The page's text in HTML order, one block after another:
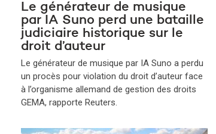
Le générateur de musique
par IA Suno perd une bataille
judiciaire historique sur le
droit d’auteur
Le générateur de musique par IA Suno a perdu
un procès pour violation du droit d’auteur face
à l’organisme allemand de gestion des droits
GEMA, rapporte Reuters.